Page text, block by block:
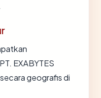
EXABYTES
geografis di